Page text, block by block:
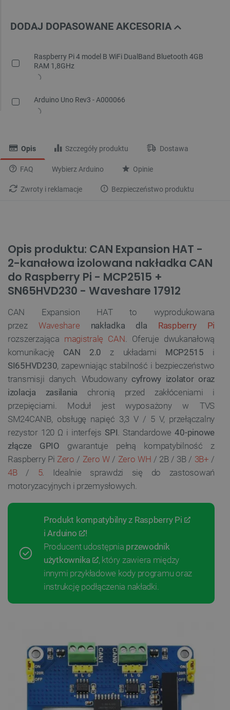
DODAJ DOPASOWANE AKCESORIA
Raspberry Pi 4 model B WiFi DualBand Bluetooth 4GB
RAM 1,8GHz
Arduino Uno Rev3 - A000066
Opis Szczegóły produktu Dostawa
FAQ Wybierz Arduino Opinie
Zwroty i reklamacje Bezpieczeństwo produktu
Opis produktu: CAN Expansion HAT -
2-kanałowa izolowana nakładka CAN
do Raspberry Pi - MCP2515 +
SN65HVD230 - Waveshare 17912
CAN Expansion HAT to wyprodukowana
przez Waveshare nakładka dla Raspberry Pi
rozszerzająca magistralę CAN. Oferuje dwukanałową
komunikację CAN 2.0 z układami MCP2515 i
SI65HVD230, zapewniając stabilność i bezpieczeństwo
transmisji danych. Wbudowany cyfrowy izolator oraz
izolacja zasilania chronią przed zakłóceniami i
przepięciami. Moduł jest wyposażony w TVS
SM24CANB, obsługę napięć 3,3 V / 5 V, przełączalny
rezystor 120 Ω i interfejs SPI. Standardowe40-pinowe
złącze GPIO gwarantuje pełną kompatybilność z
Raspberry PiZero / Zero W/ Zero WH / 2B / 3B / 3B+ /
4B/ 5. Idealnie sprawdzi się do zastosowań
motoryzacyjnych i przemysłowych.
Produkt kompatybilny z Raspberry Pi
iArduino
!
Producent udostępnia przewodnik
użytkownika
, który zawiera między
innymi przykładowe kody programu oraz
instrukcję podłączenia nakładki.